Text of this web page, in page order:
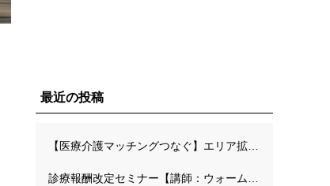
最近の投稿
診療報酬改定セミナー【講師：ウォームハーツ長面川先生】